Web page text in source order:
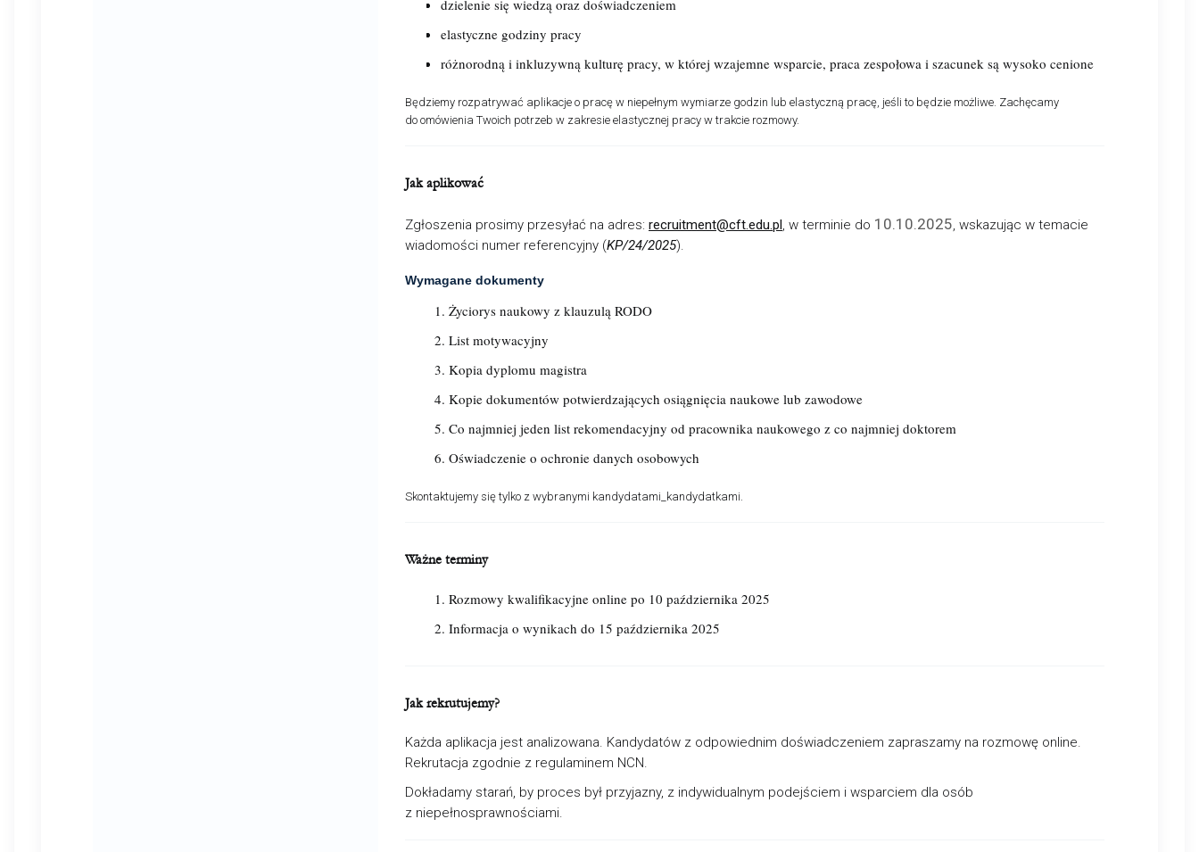
dzielenie się wiedzą oraz doświadczeniem
elastyczne godziny pracy
różnorodną i inkluzywną kulturę pracy, w której wzajemne wsparcie, praca zespołowa i szacunek są wysoko cenione
Będziemy rozpatrywać aplikacje o pracę w niepełnym wymiarze godzin lub elastyczną pracę, jeśli to będzie możliwe. Zachęcamy
do omówienia Twoich potrzeb w zakresie elastycznej pracy w trakcie rozmowy.
Jak aplikować
Zgłoszenia prosimy przesyłać na adres: recruitment@cft.edu.pl, w terminie do 10.10.2025, wskazując w temacie
wiadomości numer referencyjny (KP/24/2025).
Wymagane dokumenty
Życiorys naukowy z klauzulą RODO
List motywacyjny
Kopia dyplomu magistra
Kopie dokumentów potwierdzających osiągnięcia naukowe lub zawodowe
Co najmniej jeden list rekomendacyjny od pracownika naukowego z co najmniej doktorem
Oświadczenie o ochronie danych osobowych
Skontaktujemy się tylko z wybranymi kandydatami_kandydatkami.
Ważne terminy
Rozmowy kwalifikacyjne online po 10 października 2025
Informacja o wynikach do 15 października 2025
Jak rekrutujemy?
Każda aplikacja jest analizowana. Kandydatów z odpowiednim doświadczeniem zapraszamy na rozmowę online.
Rekrutacja zgodnie z regulaminem NCN.
Dokładamy starań, by proces był przyjazny, z indywidualnym podejściem i wsparciem dla osób
z niepełnosprawnościami.